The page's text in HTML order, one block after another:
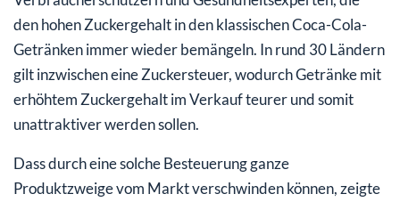
den hohen Zuckergehalt in den klassischen Coca-Cola-
Getränken immer wieder bemängeln. In rund 30 Ländern
gilt inzwischen eine Zuckersteuer, wodurch Getränke mit
erhöhtem Zuckergehalt im Verkauf teurer und somit
unattraktiver werden sollen.
Dass durch eine solche Besteuerung ganze
Produktzweige vom Markt verschwinden können, zeigte